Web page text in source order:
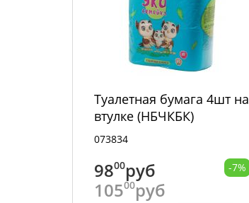
Туалетная бумага 4шт на
втулке (НБЧКБК)
ЭКО/12/5838
073834
9800руб
10500руб
-7%